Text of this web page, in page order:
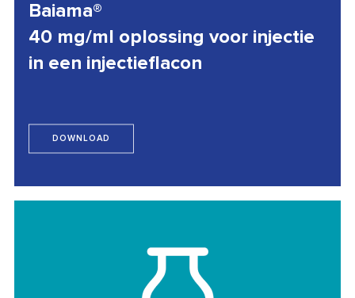
Baiama®
40 mg/ml oplossing voor injectie
in een injectieflacon
DOWNLOAD